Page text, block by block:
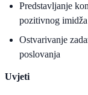
Predstavljanje
pozitivnog imidža
Ostvarivanje
poslovanja
Uvjeti